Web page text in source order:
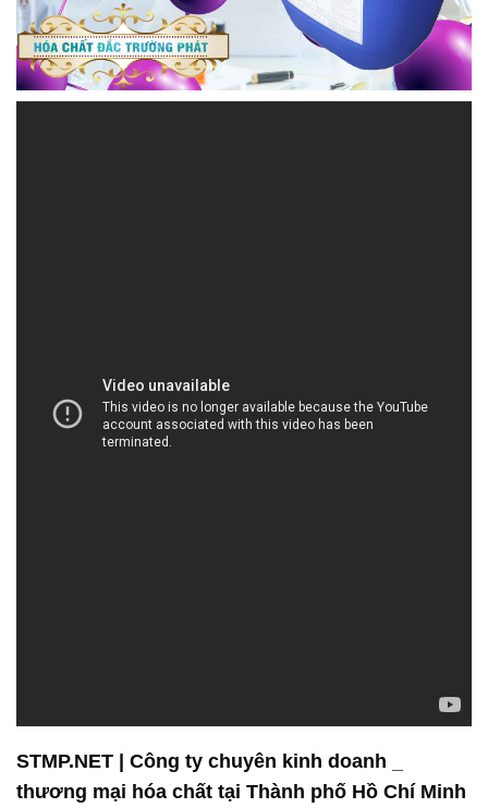
STMP.NET | Công ty chuyên kinh doanh _
thương mại hóa chất tại Thành phố Hồ Chí Minh